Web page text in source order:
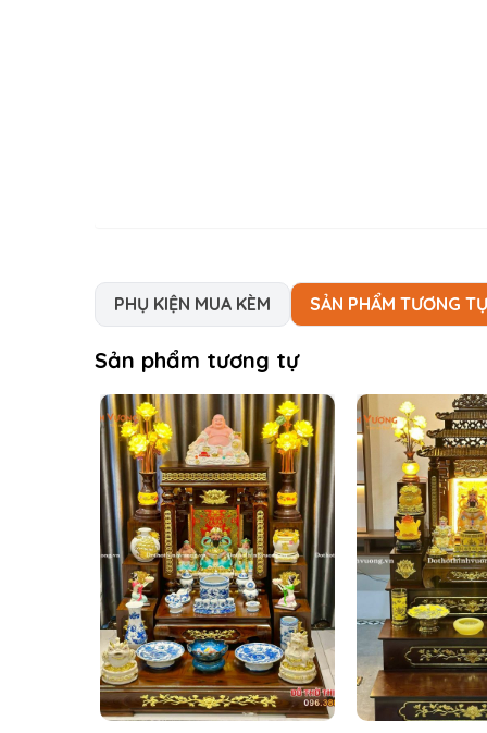
PHỤ KIỆN MUA KÈM SẢN PHẨM TƯƠNG TỰ
Sản phẩm tương tự